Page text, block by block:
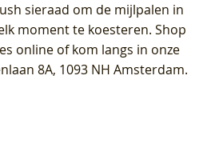
sieraad om de mijlpalen in
moment te koesteren. Shop
online of kom langs in onze
8A, 1093 NH Amsterdam.